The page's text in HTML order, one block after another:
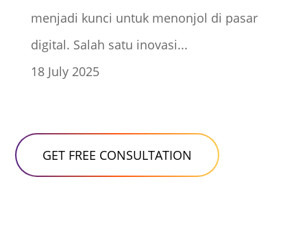
menjadi kunci untuk menonjol di pasar
digital. Salah satu inovasi...
18 July 2025